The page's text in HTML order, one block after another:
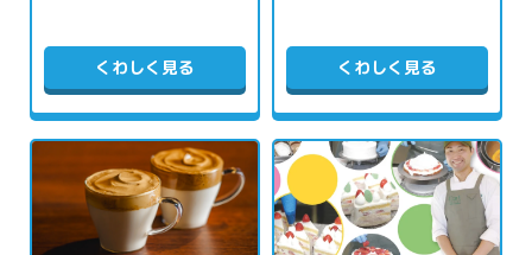
くわしく見る くわしく見る